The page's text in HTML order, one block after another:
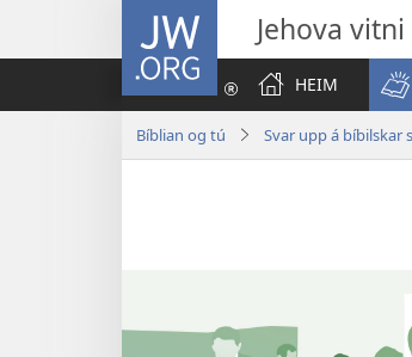
JW.ORG Jehova vitni
HEIM
Bíblian og tú Svar upp á bíbilskar